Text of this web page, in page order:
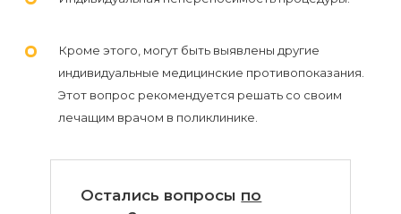
Кроме этого, могут быть выявлены другие
индивидуальные медицинские противопоказания.
Этот вопрос рекомендуется решать со своим
лечащим врачом в поликлинике.
Остались вопросы по